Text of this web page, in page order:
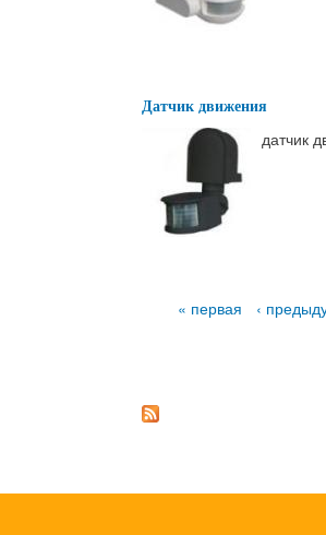
Датчик движения
датчик
« первая ‹